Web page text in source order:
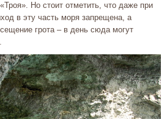
Но стоит отметить, что даже при
в эту часть моря запрещена, а
грота – в день сюда могут